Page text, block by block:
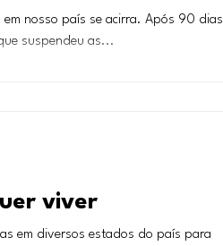
em nosso país se acirra. Após 90 dias
suspendeu as...
viver
em diversos estados do país para